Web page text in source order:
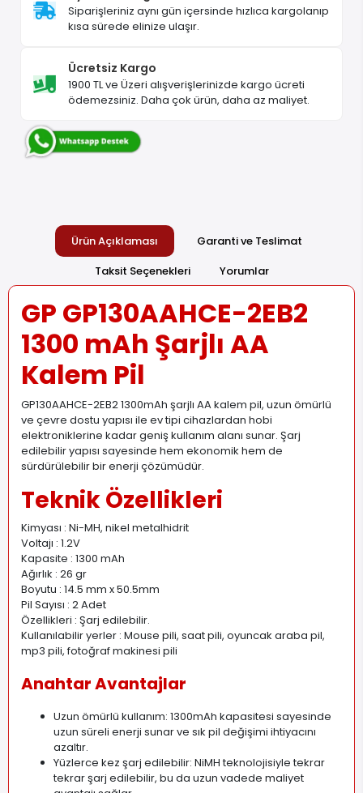
Siparişleriniz aynı gün içersinde hızlıca kargolanıp
kısa sürede elinize ulaşır.
Ücretsiz Kargo
1900 TL ve Üzeri alışverişlerinizde kargo ücreti
ödemezsiniz. Daha çok ürün, daha az maliyet.
Ürün Açıklaması
Garanti ve Teslimat
Taksit Seçenekleri
Yorumlar
GP GP130AAHCE-2EB2
1300 mAh Şarjlı AA
Kalem Pil
GP130AAHCE-2EB2 1300mAh şarjlı AA kalem pil, uzun ömürlü
ve çevre dostu yapısı ile ev tipi cihazlardan hobi
elektroniklerine kadar geniş kullanım alanı sunar. Şarj
edilebilir yapısı sayesinde hem ekonomik hem de
sürdürülebilir bir enerji çözümüdür.
Teknik Özellikleri
Kimyası : Ni-MH, nikel metalhidrit
Voltajı : 1.2V
Kapasite : 1300 mAh
Ağırlık : 26 gr
Boyutu : 14.5 mm x 50.5mm
Pil Sayısı : 2 Adet
Özellikleri : Şarj edilebilir.
Kullanılabilir yerler : Mouse pili, saat pili, oyuncak araba pil,
mp3 pili, fotoğraf makinesi pili
Anahtar Avantajlar
Uzun ömürlü kullanım: 1300mAh kapasitesi sayesinde
uzun süreli enerji sunar ve sık pil değişimi ihtiyacını
azaltır.
Yüzlerce kez şarj edilebilir: NiMH teknolojisiyle tekrar
tekrar şarj edilebilir, bu da uzun vadede maliyet